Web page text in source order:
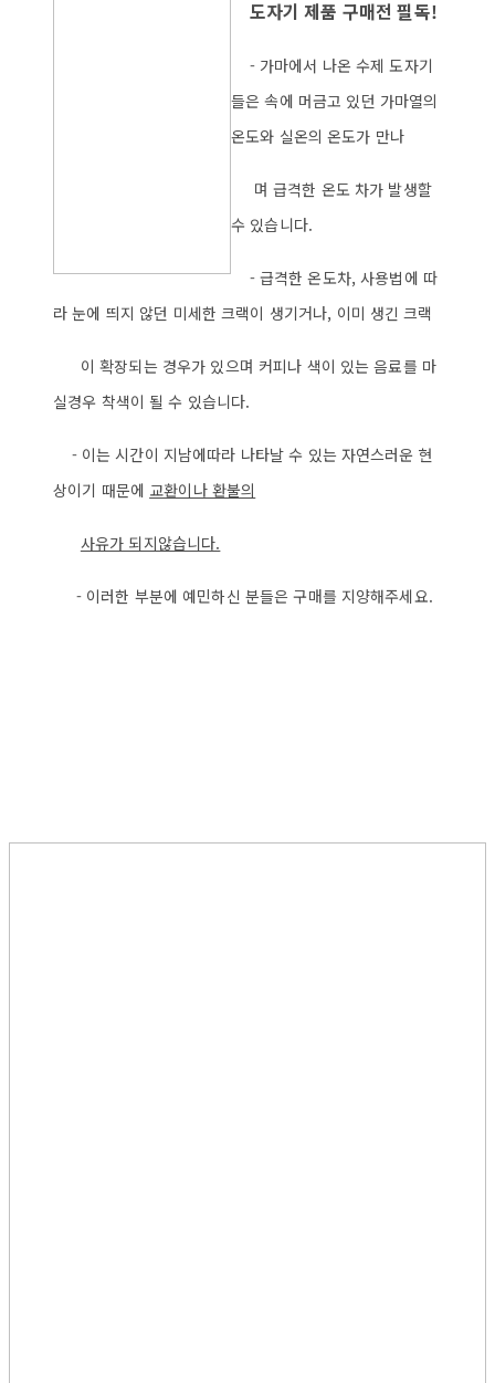
도자기 제품 구매전 필독!
- 가마에서 나온 수제 도자기
들은 속에 머금고 있던 가마열의
온도와 실온의 온도가 만나
며 급격한 온도 차가 발생할
수 있습니다.
- 급격한 온도차, 사용법에 따
라 눈에 띄지 않던 미세한 크랙이 생기거나, 이미 생긴 크랙
이 확장되는 경우가 있으며 커피나 색이 있는 음료를 마
실경우 착색이 될 수 있습니다.
- 이는 시간이 지남에따라 나타날 수 있는 자연스러운 현
상이기 때문에 교환이나 환불의
사유가 되지않습니다.
- 이러한 부분에 예민하신 분들은 구매를 지양해주세요.